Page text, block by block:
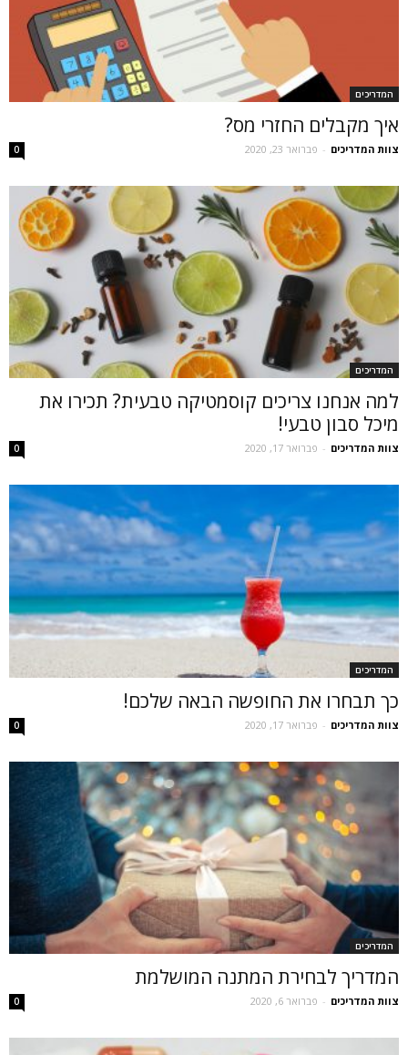
המדריכים
איך מקבלים החזרי מס?
צוות המדריכים - פברואר 23, 2020 0
המדריכים
למה אנחנו צריכים קוסמטיקה טבעית? תכירו את
מיכל סבון טבעי!
צוות המדריכים - פברואר 17, 2020 0
המדריכים
כך תבחרו את החופשה הבאה שלכם!
צוות המדריכים - פברואר 17, 2020 0
המדריכים
המדריך לבחירת המתנה המושלמת
צוות המדריכים - פברואר 6, 2020 0